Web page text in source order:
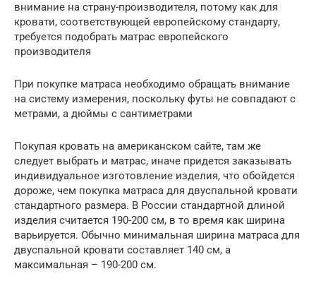
внимание на страну-производителя, потому как для
кровати, соответствующей европейскому стандарту,
требуется подобрать матрас европейского
производителя
При покупке матраса необходимо обращать внимание
на систему измерения, поскольку футы не совпадают с
метрами, а дюймы с сантиметрами
Покупая кровать на американском сайте, там же
следует выбрать и матрас, иначе придется заказывать
индивидуальное изготовление изделия, что обойдется
дороже, чем покупка матраса для двуспальной кровати
стандартного размера. В России стандартной длиной
изделия считается 190-200 см, в то время как ширина
варьируется. Обычно минимальная ширина матраса для
двуспальной кровати составляет 140 см, а
максимальная – 190-200 см.